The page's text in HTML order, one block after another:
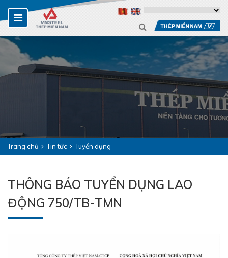
Trang chủ Tin tức Tuyển dụng
THÔNG BÁO TUYỂN DỤNG LAO
ĐỘNG 750/TB-TMN